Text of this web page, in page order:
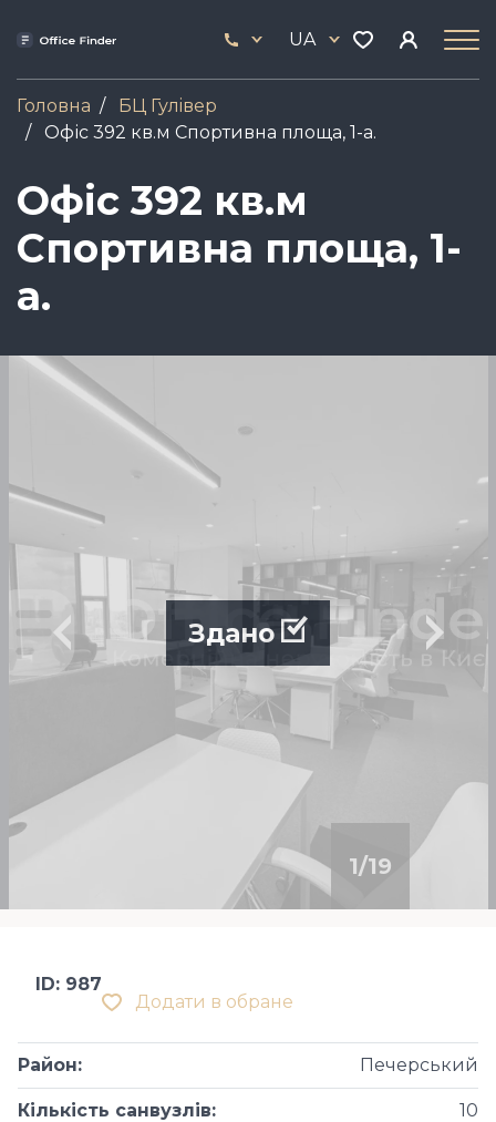
17
UA
Головна
БЦ Гулiвер
Офіс 392 кв.м Спортивна площа, 1-а.
Офіс 392 кв.м
Спортивна площа, 1-
а.
Зображення
1/19
Здано
Додати в обране
ID: 987
Район: Печерський
Кількість санвузлів: 10